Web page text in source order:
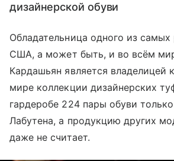
дизайнерской обуви
Обладательница одного из
США, а может быть, и во всём
Кардашьян является владелицей
мире коллекции дизайнерских
гардеробе 224 пары обуви
Лабутена, а продукцию других
даже не считает.